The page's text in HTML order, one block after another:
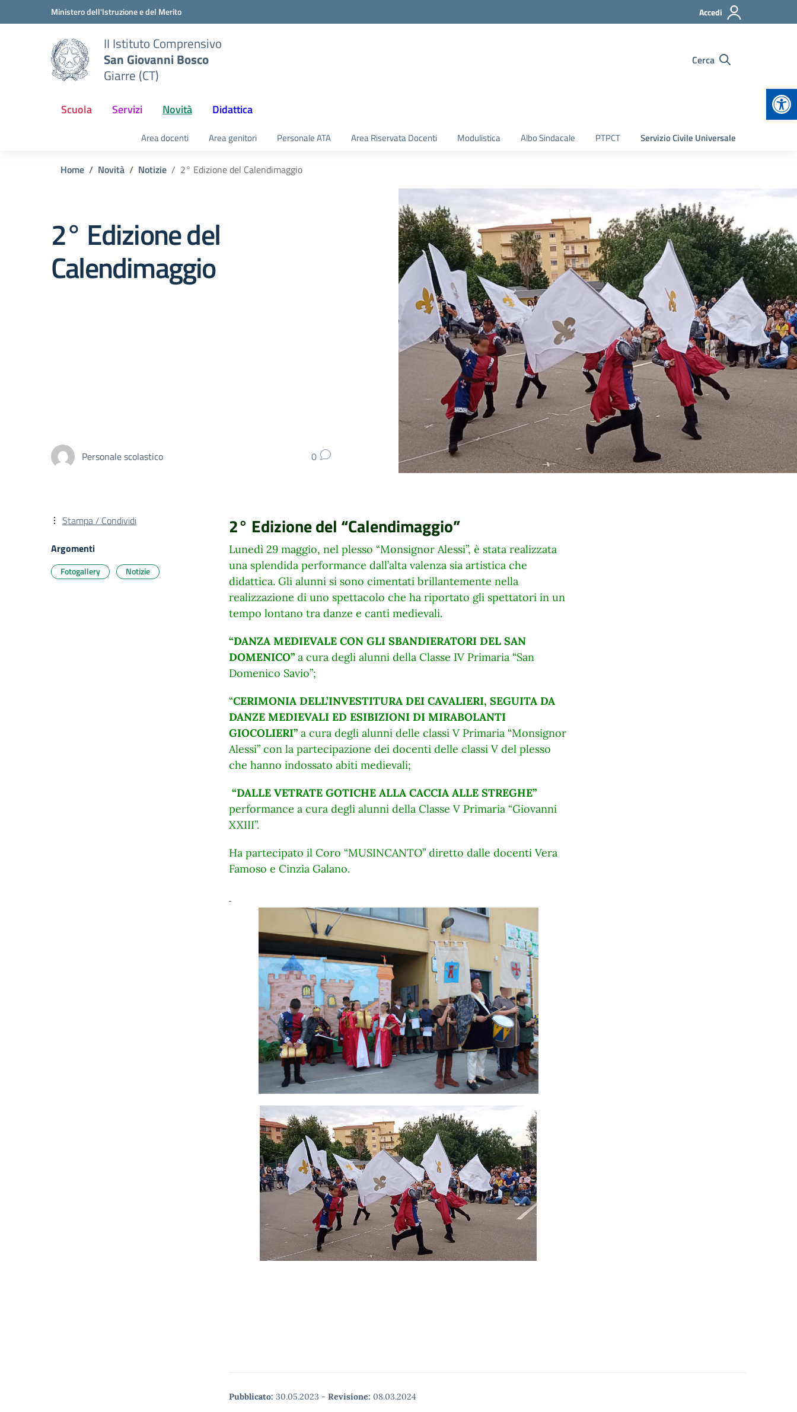
Vai ai contenuti
Vai al menu di navigazioneMinistero dell'Istruzione e del Merito Accedi
II Istituto Comprensivo
San Giovanni Bosco
Giarre (CT)
Cerca
Scuola Servizi Novità Didattica
Area docenti Area genitori Personale ATA Area Riservata Docenti Modulistica Albo Sindacale PTPCT Servizio Civile Universale
Home Novità Notizie 2° Edizione del Calendimaggio
2° Edizione del
Calendimaggio
Personale scolastico 0
2° Edizione del “Calendimaggio”
Lunedì 29 maggio, nel plesso “Monsignor Alessi”, è stata realizzata
una splendida performance dall’alta valenza sia artistica che
didattica. Gli alunni si sono cimentati brillantemente nella
realizzazione di uno spettacolo che ha riportato gli spettatori in un
tempo lontano tra danze e canti medievali.
“DANZA MEDIEVALE CON GLI SBANDIERATORI DEL SAN
DOMENICO” a cura degli alunni della Classe IV Primaria “San
Domenico Savio”;
“CERIMONIA DELL’INVESTITURA DEI CAVALIERI, SEGUITA DA
DANZE MEDIEVALI ED ESIBIZIONI DI MIRABOLANTI
GIOCOLIERI” a cura degli alunni delle classi V Primaria “Monsignor
Alessi” con la partecipazione dei docenti delle classi V del plesso
che hanno indossato abiti medievali;
“DALLE VETRATE GOTICHE ALLA CACCIA ALLE STREGHE”
performance a cura degli alunni della Classe V Primaria “Giovanni
XXIII”.
Ha partecipato il Coro “MUSINCANTO” diretto dalle docenti Vera
Famoso e Cinzia Galano.
Pubblicato: 30.05.2023 - Revisione: 08.03.2024
Stampa / Condividi
Argomenti
Fotogallery Notizie